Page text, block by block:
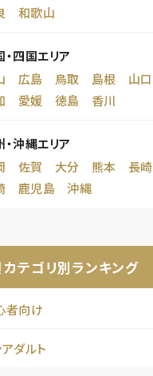
和歌山
・四国エリア
広島 鳥取 島根
山口
愛媛 徳島 香川
・沖縄エリア
佐賀 大分 熊本
長崎
鹿児島 沖縄
カテゴリ別ランキング
者向け
アダルト